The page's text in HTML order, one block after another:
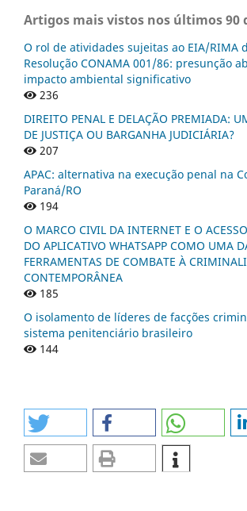
Artigos mais vistos nos últimos 90
O rol de atividades sujeitas ao EIA/RIMA
Resolução CONAMA 001/86: presunção
impacto ambiental significativo
236
DIREITO PENAL E DELAÇÃO PREMIADA:
DE JUSTIÇA OU BARGANHA JUDICIÁRIA?
207
APAC: alternativa na execução penal na
Paraná/RO
194
O MARCO CIVIL DA INTERNET E O
DO APLICATIVO WHATSAPP COMO UMA
FERRAMENTAS DE COMBATE À
CONTEMPORÂNEA
185
O isolamento de líderes de facções
sistema penitenciário brasileiro
144